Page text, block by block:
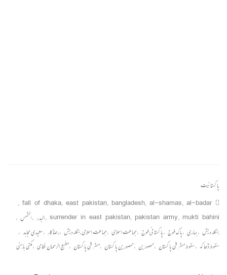
پاکستانیت
al-badar
,
al-shamas
,
bangladesh
,
east pakistan
,
fall of dhaka
,
mukti bahini
,
pakistan army
,
surrender in east pakistan
,البدر ,الشمس ,
بنگلہ دیش ,بہاری ,پاک فوج ,پاکستانی فوج ,جماعت اسلامی ,جماعت اسلامی بنگلہ دیش ,رضاکار ,سعیدی مجاہد ,
سقوط ڈھاکہ ,سقوط مشرقی پاکستان ,محصورین ,محصورین پاکستان ,مشرقی پاکستان ,مطیع الرحمان نظامی ,مکتی باہنی